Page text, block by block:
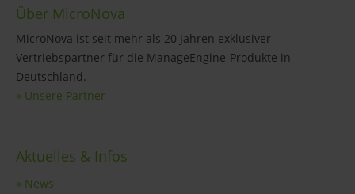
Über MicroNova
MicroNova ist seit mehr als 20 Jahren exklusiver
Vertriebspartner für die ManageEngine-Produkte in
Deutschland.
» Unsere Partner
Aktuelles & Infos
» News